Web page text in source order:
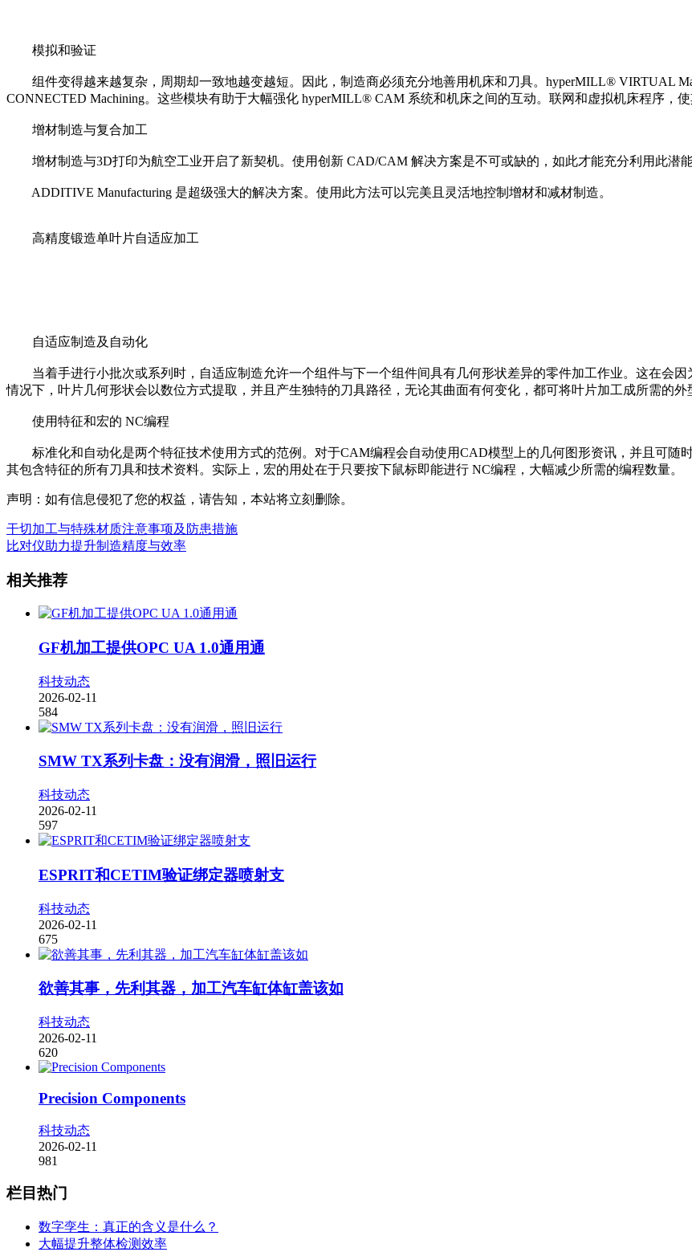
模拟和验证
组件变得越来越复杂，周期却一致地越变越短。因此，制造商必须充分地善用机床和刀具。hyperMILL® VIRTUAL
CONNECTED Machining。这些模块有助于大幅强化 hyperMILL® CAM 系统和机床之间的互动。联网和虚拟机床程序，
增材制造与复合加工
增材制造与3D打印为航空工业开启了新契机。使用创新 CAD/CAM 解决方案是不可或缺的，如此才能充分利用此潜能
ADDITIVE Manufacturing 是超级强大的解决方案。使用此方法可以完美且灵活地控制增材和减材制造。
高精度锻造单叶片自适应加工
自适应制造及自动化
当着手进行小批次或系列时，自适应制造允许一个组件与下一个组件间具有几何形状差异的零件加工作业。这在会因
情况下，叶片几何形状会以数位方式提取，并且产生独特的刀具路径，无论其曲面有何变化，都可将叶片加工成所需的外
使用特征和宏的 NC编程
标准化和自动化是两个特征技术使用方式的范例。对于CAM编程会自动使用CAD模型上的几何图形资讯，并且可随
其包含特征的所有刀具和技术资料。实际上，宏的用处在于只要按下鼠标即能进行 NC编程，大幅减少所需的编程数量。
声明：如有信息侵犯了您的权益，请告知，本站将立刻删除。
干切加工与特殊材质注意事项及防患措施
比对仪助力提升制造精度与效率
相关推荐
GF机加工提供OPC UA 1.0通用通
科技动态
2026-02-11
584
SMW TX系列卡盘：没有润滑，照旧运行
科技动态
2026-02-11
597
ESPRIT和CETIM验证绑定器喷射支
科技动态
2026-02-11
675
欲善其事，先利其器，加工汽车缸体缸盖该如
科技动态
2026-02-11
620
Precision Components
科技动态
2026-02-11
981
栏目热门
数字孪生：真正的含义是什么？
大幅提升整体检测效率